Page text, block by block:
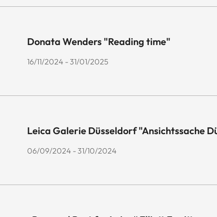
Donata Wenders "Reading time"
16/11/2024 - 31/01/2025
Leica Galerie Düsseldorf "Ansichtssache
06/09/2024 - 31/10/2024